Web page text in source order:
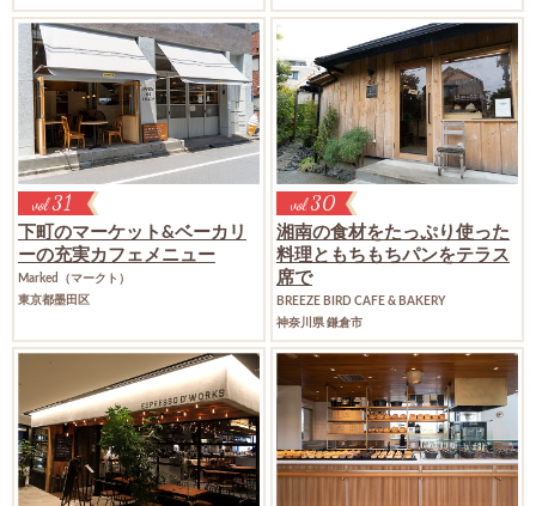
vol31
下町のマーケット&ベーカリ
ーの充実カフェメニュー
Marked（マークト）
東京都墨田区
vol30
湘南の食材をたっぷり使った
料理と もちもちパンをテラス
席で
BREEZE BIRD CAFE & BAKERY
神奈川県 鎌倉市